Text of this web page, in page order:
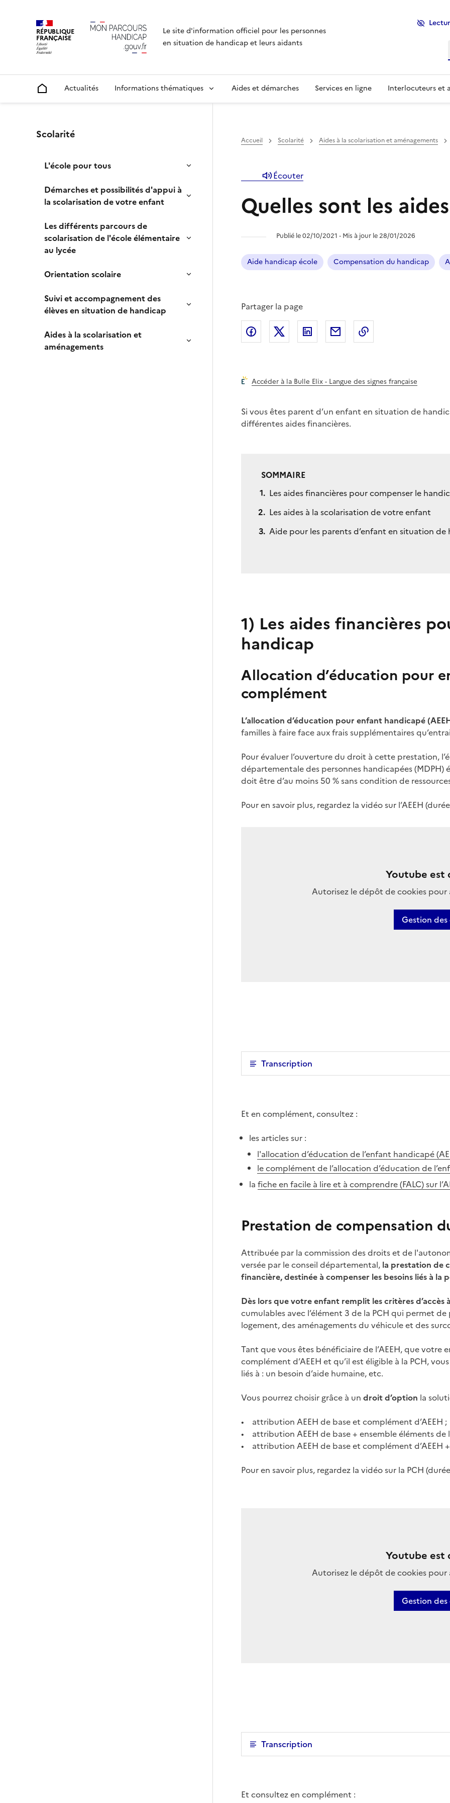
RÉPUBLIQUE
FRANÇAISE
Le site d'information officiel pour les personnes
en situation de handicap et leurs aidants
Accueil Actualités Informations thématiques Aides et démarches Services en ligne Interlocuteurs et
Un menu de navigation vous permettant de naviguer dans la rubrique est affichée ci-dessous, vous
Scolarité
L'école pour tous
Démarches et possibilités d'appui à
la scolarisation de votre enfant
Les différents parcours de
scolarisation de l'école élémentaire
au lycée
Orientation scolaire
Suivi et accompagnement des
élèves en situation de handicap
Aides à la scolarisation et
aménagements
Accueil Scolarité Aides à la scolarisation et aménagements
Écouter
Quelles sont les
Publié le 02/10/2021 ‐ Mis à jour le 28/01/2026
Aide handicap école Compensation du handicap
Partager la page
Partager l'article surFacebook
Partager l'article sur X (anciennement
Partager l'article sur
Partager l'article par courriel
Accéder à la Bulle Elix - Langue des signes française
Si vous êtes parent d’un enfant en situation de
différentes aides financières.
SOMMAIRE
Les aides financières pour compenser le
Les aides à la scolarisation de votre enfant
Aide pour les parents d’enfant en situation de
1) Les aides financières
handicap
Allocation d’éducation pour
complément
L’allocation d’éducation pour enfant handicapé
familles à faire face aux frais supplémentaires
Pour évaluer l’ouverture du droit à cette prestation,
départementale des personnes handicapées
doit être d’au moins 50 % sans condition de
Pour en savoir plus, regardez la vidéo sur l’AEEH
Youtube est
Autorisez le dépôt de cookies
Gestion des
Transcription
Et en complément, consultez :
les articles sur :
l'allocation d’éducation de l’enfant handicapé
le complément de l’allocation d’éducation de
la fiche en facile à lire et à comprendre (FALC) sur
Prestation de compensation
Attribuée par la commission des droits et de
versée par le conseil départemental, la prestation de
financière, destinée à compenser les besoins liés à la
Dès lors que votre enfant remplit les critères d’accès
cumulables avec l’élément 3 de la PCH qui permet
logement, des aménagements du véhicule et des
Tant que vous êtes bénéficiaire de l’AEEH, que votre
complément d’AEEH et qu’il est éligible à la PCH,
liés à : un besoin d’aide humaine, etc.
Vous pourrez choisir grâce à un droit d’option la
• attribution AEEH de base et complément d’AEEH ;
• attribution AEEH de base + ensemble éléments de
• attribution AEEH de base et complément d’AEEH
Pour en savoir plus, regardez la vidéo sur la PCH
Youtube est
Autorisez le dépôt de cookies
Gestion des
Transcription
Et consultez en complément :